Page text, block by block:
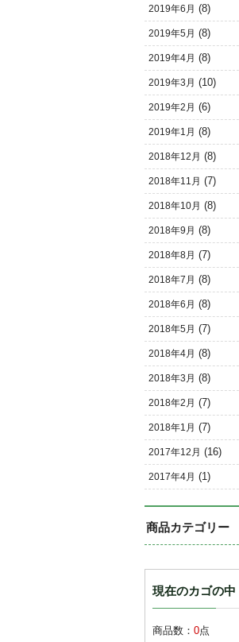
2019年6月 (8)
2019年5月 (8)
2019年4月 (8)
2019年3月 (10)
2019年2月 (6)
2019年1月 (8)
2018年12月 (8)
2018年11月 (7)
2018年10月 (8)
2018年9月 (8)
2018年8月 (7)
2018年7月 (8)
2018年6月 (8)
2018年5月 (7)
2018年4月 (8)
2018年3月 (8)
2018年2月 (7)
2018年1月 (7)
2017年12月 (16)
2017年4月 (1)
商品カテゴリー
現在のカゴの中
商品数： 0点